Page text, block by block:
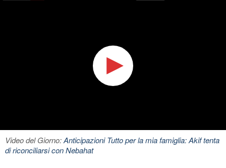
Video del Giorno:Anticipazioni Tutto per la mia famiglia: Akif tenta
di riconciliarsi con Nebahat